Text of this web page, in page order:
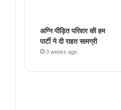
अग्नि पीड़ित परिवार की हम
पार्टी ने दी राहत सामग्री
3 weeks ago